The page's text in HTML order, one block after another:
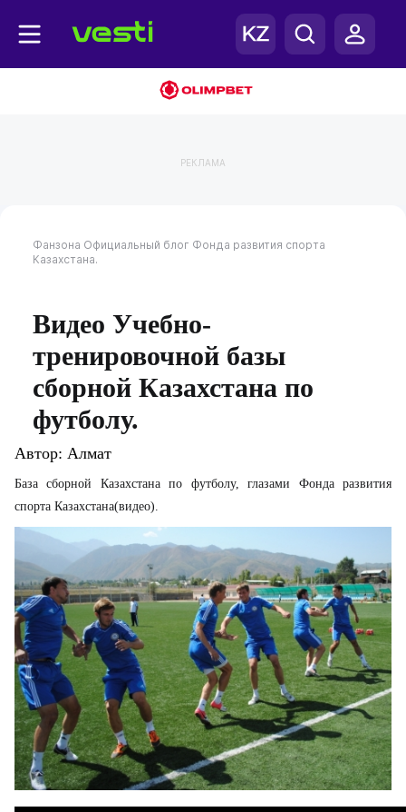
РЕКЛАМА
Фанзона Официальный блог Фонда развития спорта
Казахстана.
Видео Учебно-
тренировочной базы
сборной Казахстана по
футболу.
Автор: Алмат
База сборной Казахстана по футболу, глазами Фонда развития
спорта Казахстана(видео).